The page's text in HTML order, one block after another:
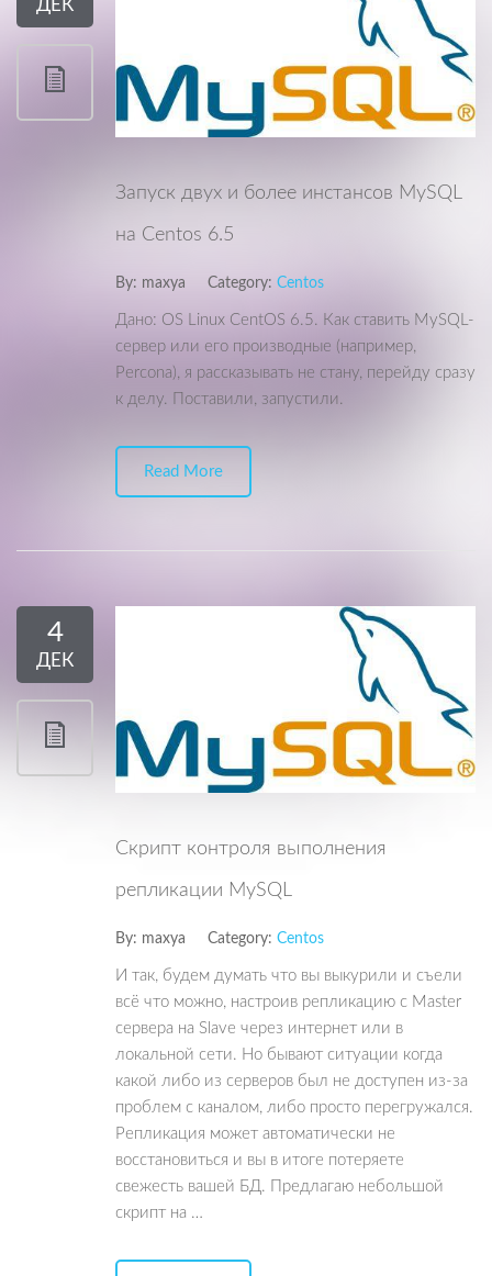
ДЕК
Запуск двух и более инстансов MySQL
на Centos 6.5
By: maxya Category: Centos
Дано: OS Linux CentOS 6.5. Как ставить MySQL-
сервер или его производные (например,
Percona), я рассказывать не стану, перейду сразу
к делу. Поставили, запустили.
Read More
4
ДЕК
Скрипт контроля выполнения
репликации MySQL
By: maxya Category: Centos
И так, будем думать что вы выкурили и съели
всё что можно, настроив репликацию с Master
сервера на Slave через интернет или в
локальной сети. Но бывают ситуации когда
какой либо из серверов был не доступен из-за
проблем с каналом, либо просто перегружался.
Репликация может автоматически не
восстановиться и вы в итоге потеряете
свежесть вашей БД. Предлагаю небольшой
скрипт на …